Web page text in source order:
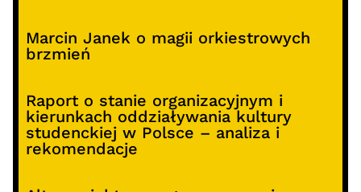
Marcin Janek o magii orkiestrowych
brzmień
Raport o stanie organizacyjnym i
kierunkach oddziaływania kultury
studenckiej w Polsce – analiza i
rekomendacje